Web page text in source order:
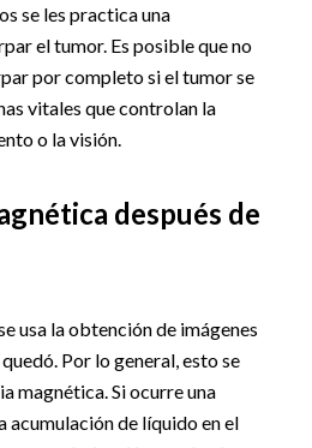
se les practica una
el tumor. Es posible que no
por completo si el tumor se
vitales que controlan la
o la visión.
después de
usa la obtención de imágenes
Por lo general, esto se
magnética. Si ocurre una
acumulación de líquido en el